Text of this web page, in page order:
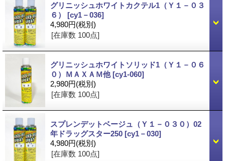
グリニッシュホワイトカクテル1（Ｙ１－０３
６） [cy1－036]
4,980円(税別)
[在庫数 100点]
グリニッシュホワイトソリッド1（Ｙ１－０６
０）ＭＡＸＡＭ他[cy1-060]
2,980円(税別)
[在庫数 100点]
スプレンデットベージュ（Ｙ１－０３０）02
年ドラッグスター250 [cy1－030]
4,980円(税別)
[在庫数 100点]